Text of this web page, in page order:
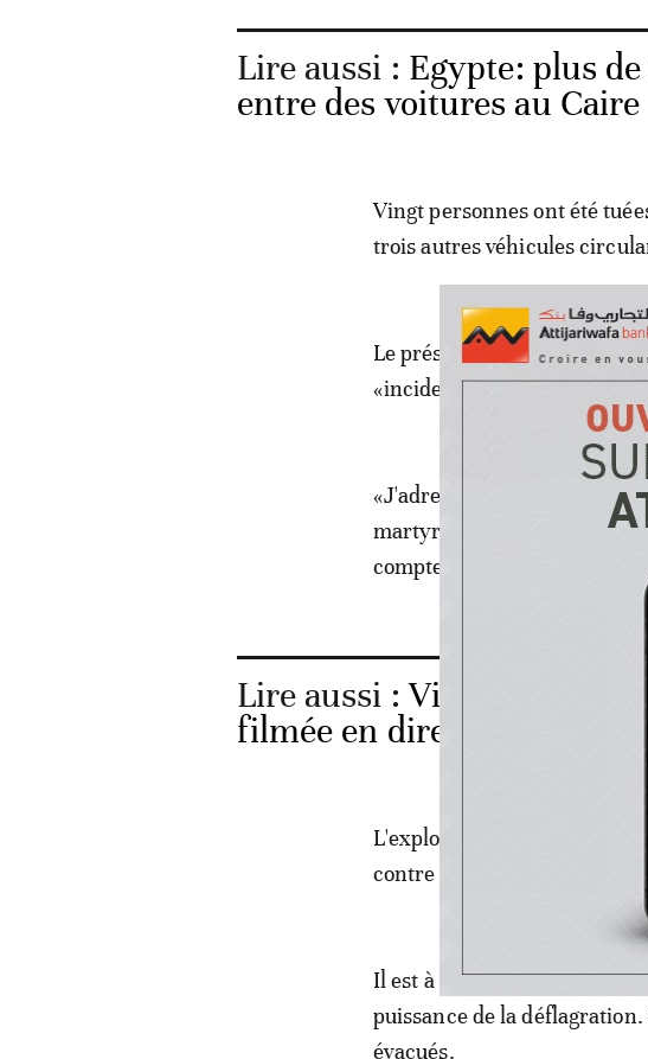
Lire aussi : Egypte: plus
entre des voitures au Caire
Vingt personnes ont été
trois autres véhicules
Le président égyptien Abdel
«incident terroriste».
«J'adresse mes plus
martyrs tués dans ce lâche
comptes Facebook et Twitter.
Lire aussi :Vidéo. Egypte:
filmée en direct
L'explosion s'est produite
contre le cancer.
Il est à noter que la façade
puissance de la
évacués.